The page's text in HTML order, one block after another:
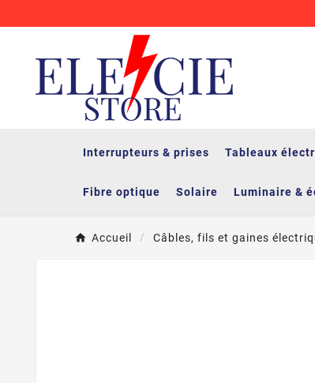
Interrupteurs & prises Tableaux
Fibre optique Solaire Luminaire &
Accueil Câbles, fils et gaines